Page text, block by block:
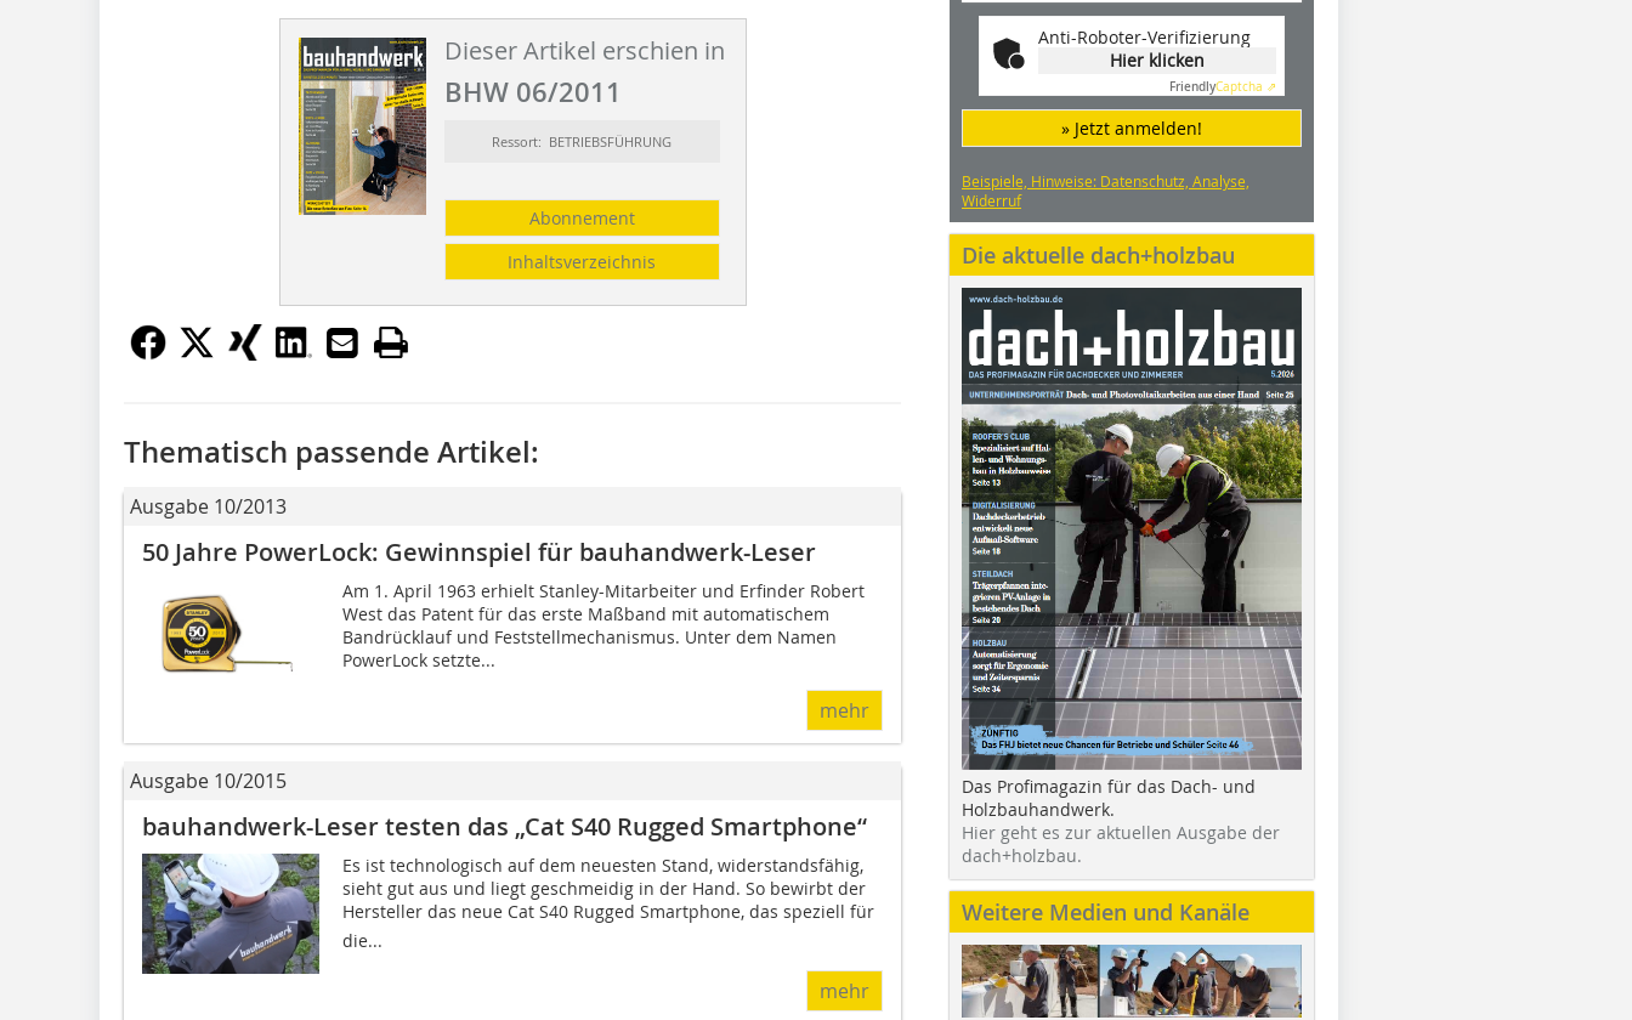
Dieser Artikel erschien in
BHW 06/2011
Ressort: BETRIEBSFÜHRUNG
Abonnement
Inhaltsverzeichnis
Thematisch passende Artikel:
Ausgabe 10/2013
50 Jahre PowerLock: Gewinnspiel für bauhandwerk-Leser
Am 1. April 1963 erhielt Stanley-Mit­arbeiter und Erfinder Robert
West das Patent für das erste Maßband mit automatischem
Bandrücklauf und Feststellmechanismus. Unter dem Namen
PowerLock setzte...
mehr
Ausgabe 10/2015
bauhandwerk-Leser testen das „Cat S40 Rugged Smartphone“
Es ist technologisch auf dem neuesten Stand, widerstandsfähig,
sieht gut aus und liegt geschmeidig in der Hand. So bewirbt der
Hersteller das neue Cat S40 Rugged Smartphone, das speziell für
die...
mehr
Anti-Roboter-Verifizierung
Hier klicken
FriendlyCaptcha ⇗
» Jetzt anmelden!
Beispiele, Hinweise: Datenschutz, Analyse,
Widerruf
Die aktuelle dach+holzbau
Das Profimagazin für das Dach- und
Holzbauhandwerk.
Hier geht es zur aktuellen Ausgabe der
dach+holzbau.
Weitere Medien und Kanäle